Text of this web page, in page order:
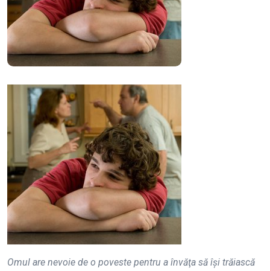
Omul are nevoie de o poveste pentru a învăţa să îşi trăiască